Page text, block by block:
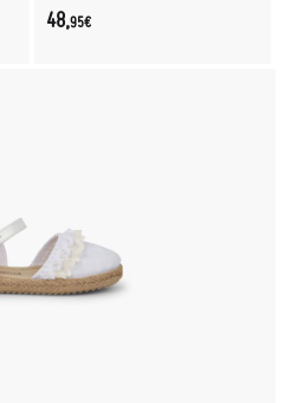
48,95€